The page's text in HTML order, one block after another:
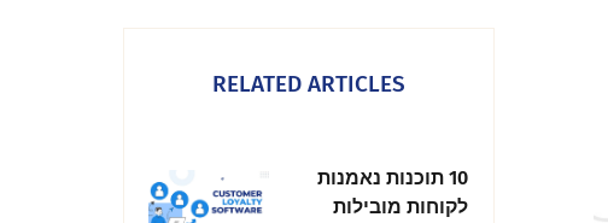
RELATED ARTICLES
10 תוכנות נאמנות
לקוחות מובילות